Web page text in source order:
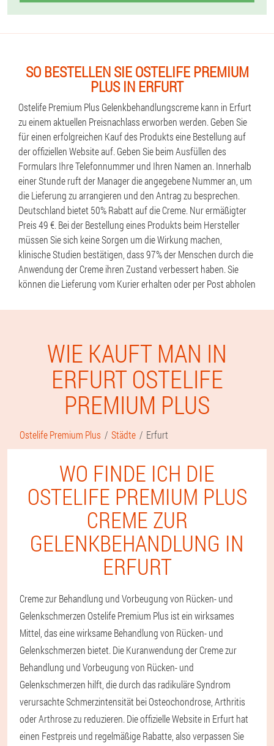
SO BESTELLEN SIE OSTELIFE PREMIUM
PLUS IN ERFURT
Ostelife Premium Plus Gelenkbehandlungscreme kann in Erfurt
zu einem aktuellen Preisnachlass erworben werden. Geben Sie
für einen erfolgreichen Kauf des Produkts eine Bestellung auf
der offiziellen Website auf. Geben Sie beim Ausfüllen des
Formulars Ihre Telefonnummer und Ihren Namen an. Innerhalb
einer Stunde ruft der Manager die angegebene Nummer an, um
die Lieferung zu arrangieren und den Antrag zu besprechen.
Deutschland bietet 50% Rabatt auf die Creme. Nur ermäßigter
Preis 49 €. Bei der Bestellung eines Produkts beim Hersteller
müssen Sie sich keine Sorgen um die Wirkung machen,
klinische Studien bestätigen, dass 97% der Menschen durch die
Anwendung der Creme ihren Zustand verbessert haben. Sie
können die Lieferung vom Kurier erhalten oder per Post abholen
WIE KAUFT MAN IN
ERFURT OSTELIFE
PREMIUM PLUS
Ostelife Premium Plus Städte Erfurt
WO FINDE ICH DIE
OSTELIFE PREMIUM PLUS
CREME ZUR
GELENKBEHANDLUNG IN
ERFURT
Creme zur Behandlung und Vorbeugung von Rücken- und
Gelenkschmerzen Ostelife Premium Plus ist ein wirksames
Mittel, das eine wirksame Behandlung von Rücken- und
Gelenkschmerzen bietet. Die Kuranwendung der Creme zur
Behandlung und Vorbeugung von Rücken- und
Gelenkschmerzen hilft, die durch das radikuläre Syndrom
verursachte Schmerzintensität bei Osteochondrose, Arthritis
oder Arthrose zu reduzieren. Die offizielle Website in Erfurt hat
einen Festpreis und regelmäßige Rabatte, also verpassen Sie